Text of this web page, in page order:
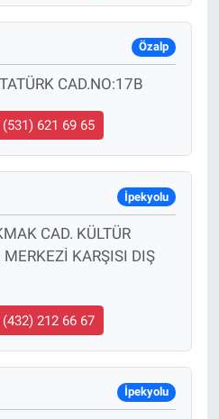
Özalp
CAD.NO:17B
(531) 621 69 65
İpekyolu
CAD. KÜLTÜR
KARŞISI DIŞ
(432) 212 66 67
İpekyolu